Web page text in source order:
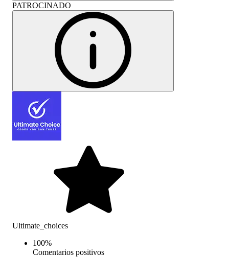
PATROCINADO
Ultimate_choices
100%
Comentarios positivos